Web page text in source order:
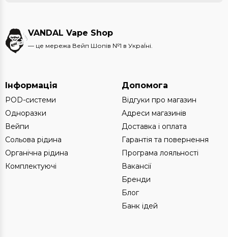
VANDAL Vape Shop
— це мережа Вейп Шопів №1 в УкраЇні.
Інформація
POD-системи
Одноразки
Вейпи
Сольова рідина
Органічна рідина
Комплектуючі
Допомога
Відгуки про магазин
Адреси магазинів
Доставка і оплата
Гарантія та повернення
Програма лояльності
Вакансії
Бренди
Блог
Банк ідей